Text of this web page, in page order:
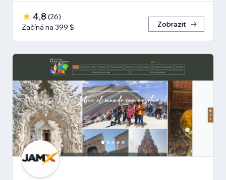
4,8 (26)
Začíná na 399 $
Zobrazit